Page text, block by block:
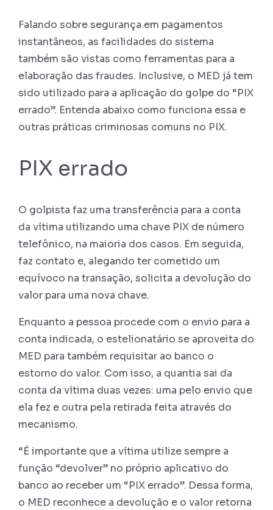
Falando sobre segurança em pagamentos
instantâneos, as facilidades do sistema
também são vistas como ferramentas para a
elaboração das fraudes. Inclusive, o MED já tem
sido utilizado para a aplicação do golpe do “PIX
errado”. Entenda abaixo como funciona essa e
outras práticas criminosas comuns no PIX.
PIX errado
O golpista faz uma transferência para a conta
da vítima utilizando uma chave PIX de número
telefônico, na maioria dos casos. Em seguida,
faz contato e, alegando ter cometido um
equívoco na transação, solicita a devolução do
valor para uma nova chave.
Enquanto a pessoa procede com o envio para a
conta indicada, o estelionatário se aproveita do
MED para também requisitar ao banco o
estorno do valor. Com isso, a quantia sai da
conta da vítima duas vezes: uma pelo envio que
ela fez e outra pela retirada feita através do
mecanismo.
“É importante que a vítima utilize sempre a
função “devolver” no próprio aplicativo do
banco ao receber um “PIX errado”. Dessa forma,
o MED reconhece a devolução e o valor retorna